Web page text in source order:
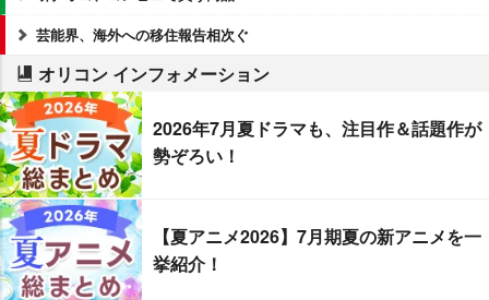
芸能界、海外への移住報告相次ぐ
オリコン インフォメーション
2026年7月夏ドラマも、注目作＆話題作が
勢ぞろい！
【夏アニメ2026】7月期夏の新アニメを一
挙紹介！